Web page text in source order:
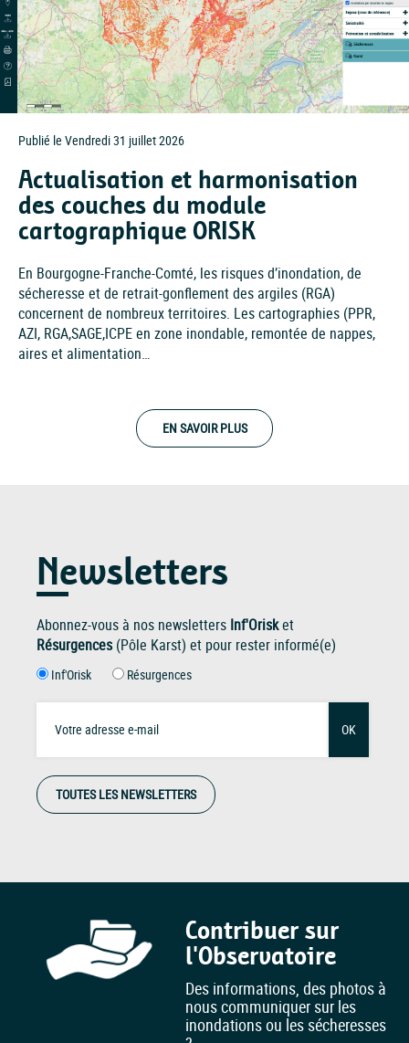
Publié le Vendredi 31 juillet 2026
Actualisation et harmonisation
des couches du module
cartographique ORISK
En Bourgogne-Franche-Comté, les risques d’inondation, de
sécheresse et de retrait-gonflement des argiles (RGA)
concernent de nombreux territoires. Les cartographies (PPR,
AZI, RGA,SAGE,ICPE en zone inondable, remontée de nappes,
aires et alimentation…
EN SAVOIR PLUS
Newsletters
Abonnez-vous à nos newsletters Inf'Orisket
Résurgences(Pôle Karst) et pour rester informé(e)
Inf'Orisk Résurgences
OK
TOUTES LES NEWSLETTERS
Contribuer sur
l'Observatoire
Des informations, des photos à
nous communiquer sur les
inondations ou les sécheresses